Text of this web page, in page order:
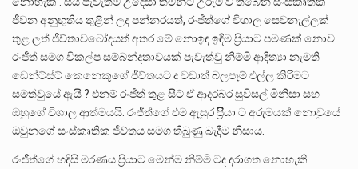
ජීවන අනුභුතිය තුළින් ලද පන්නරයත්, රංජීත්ගේ විශාල සෙවනැල්ලක්
තුළ ලත් ජීව්තාවබෝදයත් අතර මේ නොඉඳ ඉඳීම ප්‍රියාට පමණක් නොව
රංජීත් සමග විකල්ප සම්බන්දතාවයක් පැවැත්වු නිම්මි ආදිත්‍යා නැමති
ඩෙන්ට්ස්ට් කෙනෙකුගේ ජීව්තයට ද වඩාත් බලපෑම් එල්ල කිරිමට
සමත්වුයේ ඇයි ? එනම් රංජීත් තුළ සිට් ඒ ආදරබර සුවිසල් මිනිසා සහ
ඔහුගේ විශාල ආත්මයයි. රංජීත්ගේ එම ඇසුර ප්‍රිිියා ට අරුමයක් නොවුයේ
ඔවුනගේ සංස්කෘතික ජීව්තය සමග තිබුණු බැදීම නිසාය.
රංජීත්ගේ හදිසි මරණය ප්‍රියාට ⁣මෙන්ම නිම්මි ටද දරාගත නොහැකි